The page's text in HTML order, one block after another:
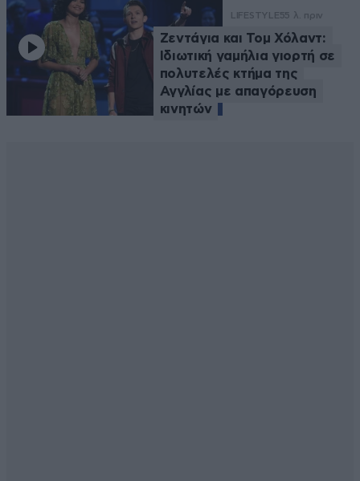
LIFESTYLE55 λ. πριν
Ζεντάγια και Τομ Χόλαντ:
Ιδιωτική γαμήλια γιορτή σε
πολυτελές κτήμα της
Αγγλίας με απαγόρευση
κινητών